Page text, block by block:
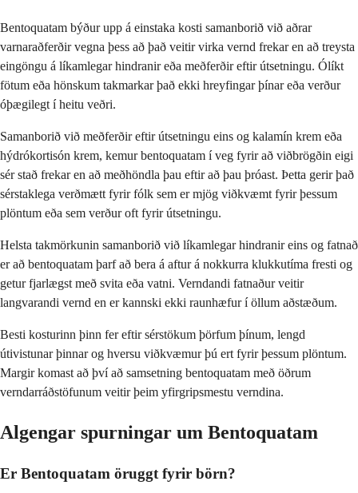
Bentoquatam býður upp á einstaka kosti samanborið við aðrar
varnaraðferðir vegna þess að það veitir virka vernd frekar en að treysta
eingöngu á líkamlegar hindranir eða meðferðir eftir útsetningu. Ólíkt
fötum eða hönskum takmarkar það ekki hreyfingar þínar eða verður
óþægilegt í heitu veðri.
Samanborið við meðferðir eftir útsetningu eins og kalamín krem eða
hýdrókortisón krem, kemur bentoquatam í veg fyrir að viðbrögðin eigi
sér stað frekar en að meðhöndla þau eftir að þau þróast. Þetta gerir það
sérstaklega verðmætt fyrir fólk sem er mjög viðkvæmt fyrir þessum
plöntum eða sem verður oft fyrir útsetningu.
Helsta takmörkunin samanborið við líkamlegar hindranir eins og fatnað
er að bentoquatam þarf að bera á aftur á nokkurra klukkutíma fresti og
getur fjarlægst með svita eða vatni. Verndandi fatnaður veitir
langvarandi vernd en er kannski ekki raunhæfur í öllum aðstæðum.
Besti kosturinn þinn fer eftir sérstökum þörfum þínum, lengd
útivistunar þinnar og hversu viðkvæmur þú ert fyrir þessum plöntum.
Margir komast að því að samsetning bentoquatam með öðrum
verndarráðstöfunum veitir þeim yfirgripsmestu verndina.
Algengar spurningar um Bentoquatam
Er Bentoquatam öruggt fyrir börn?